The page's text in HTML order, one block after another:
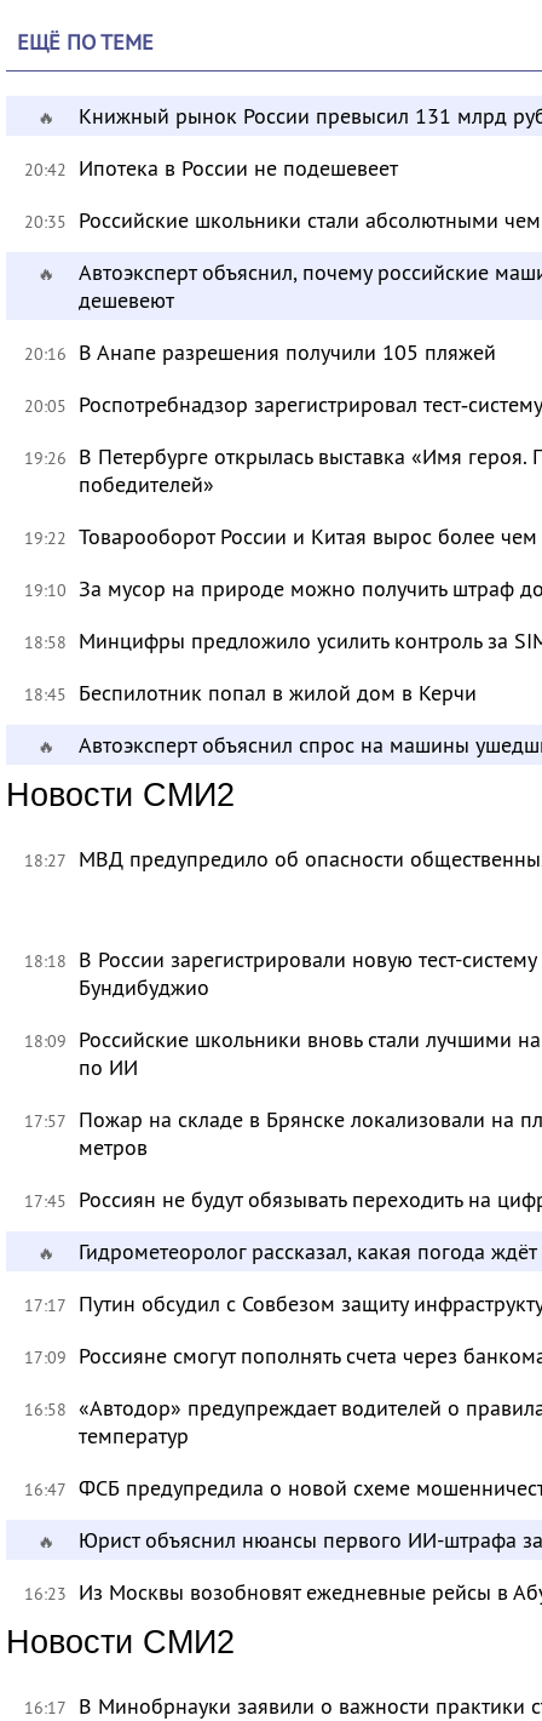
ЕЩЁ ПО ТЕМЕ
🔥 Книжный рынок России превысил 131 млрд
20:42 Ипотека в России не подешевеет
20:35 Российские школьники стали абсолютными
🔥
Автоэксперт объяснил, почему российские
дешевеют
20:16 В Анапе разрешения получили 105 пляжей
20:05 Роспотребнадзор зарегистрировал
19:26
В Петербурге открылась выставка «Имя героя.
победителей»
19:22 Товарооборот России и Китая вырос более чем
19:10 За мусор на природе можно получить штраф
18:58 Минцифры предложило усилить контроль за
18:45 Беспилотник попал в жилой дом в Керчи
🔥 Автоэксперт объяснил спрос на машины
Новости СМИ2
18:27 МВД предупредило об опасности
18:18
В России зарегистрировали новую тест-
Бундибуджио
18:09
Российские школьники вновь стали лучшими
по ИИ
17:57
Пожар на складе в Брянске локализовали на
метров
17:45 Россиян не будут обязывать переходить на
🔥 Гидрометеоролог рассказал, какая погода
17:17 Путин обсудил с Совбезом защиту
17:09 Россияне смогут пополнять счета через
16:58 «Автодор» предупреждает водителей о
температур
16:47 ФСБ предупредила о новой схеме
🔥 Юрист объяснил нюансы первого ИИ-штрафа
16:23 Из Москвы возобновят ежедневные рейсы в
Новости СМИ2
16:17 В Минобрнауки заявили о важности практики